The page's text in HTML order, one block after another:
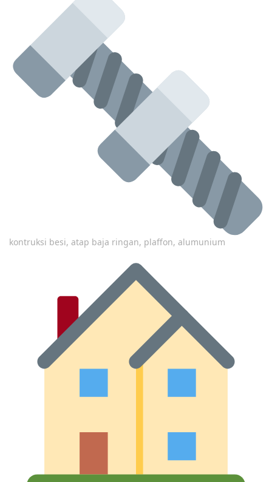
kontruksi besi, atap baja ringan, plaffon, alumunium